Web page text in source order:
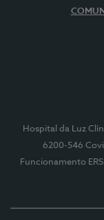
Hospital da Luz
6200-546
Funcionamento